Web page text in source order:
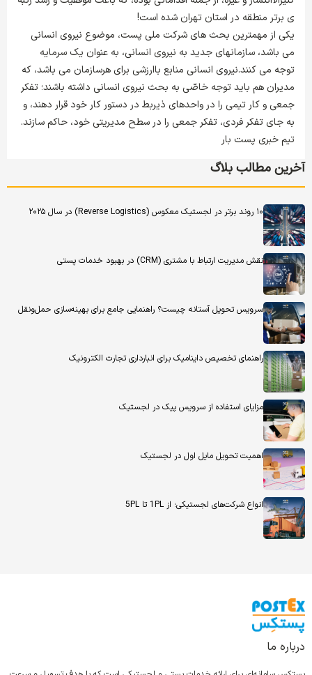
ی برتر منطقه در استان تهران شده است!
یکی از مهمترین بحث های شرکت ملی پست، موضوع نیروی انسانی
می باشد، سازمانهای جدید به نیروی انسانی، به عنوان یک سرمایه
توجه می کنند.نیروی انسانی منابع باارزشی برای هرسازمان می باشد، که
مدیران هم باید توجه خاصّی به بحث نیروی انسانی داشته باشند؛ تفکر
جمعی و کار تیمی را در واحدهای ذیربط در دستور کار خود قرار دهند، و
به جای تفکر فردی، تفکر جمعی را در سطح مدیریتی خود، حاکم سازند.
تیم خبری پست بار
آخرین مطالب بلاگ
۱۰ روند برتر در لجستیک معکوس (Reverse Logistics) در سال ۲۰۲۵
نقش مدیریت ارتباط با مشتری (CRM) در بهبود خدمات پستی
سرویس تحویل آستانه چیست؟ راهنمایی جامع برای بهینه‌سازی حمل‌ونقل
راهنمای تخصیص داینامیک برای انبارداری تجارت الکترونیک
مزایای استفاده از سرویس پیک در لجستیک
اهمیت تحویل مایل اول در لجستیک
انواع شرکت‌های لجستیکی؛ از 1PL تا 5PL
درباره ما